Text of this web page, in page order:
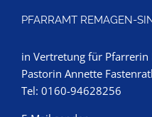
PFARRAMT REMAGEN-
in Vertretung für Pfarrerin
Pastorin Annette
Tel: 0160-94628256